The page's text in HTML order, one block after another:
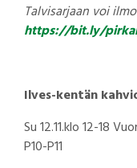
Talvisarjaan voi
https://bit.ly/
Ilves-kentän
Su 12.11.klo 12-18
P10-P11